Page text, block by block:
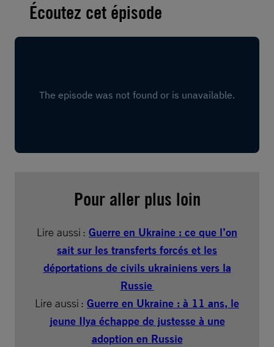
Écoutez cet épisode
Pour aller plus loin
Lire aussi : Guerre en Ukraine : ce que l’on
sait sur les transferts forcés et les
déportations de civils ukrainiens vers la
Russie
Lire aussi : Guerre en Ukraine : à 11 ans, le
jeune Ilya échappe de justesse à une
adoption en Russie